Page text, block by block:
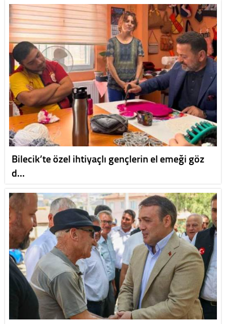
Bilecik’te özel ihtiyaçlı gençlerin el emeği göz
d…